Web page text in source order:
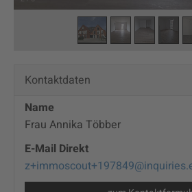
Kontaktdaten
Name
Frau Annika Többer
E-Mail Direkt